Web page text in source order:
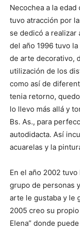
Necochea a la
tuvo atracción por
se dedicó a
del año 1996 tuvo
de arte decorativo,
utilización de los
como así de
tenia retorno,
lo llevo más allá y
Bs. As., para
autodidacta. Así
acuarelas y la
En el año 2002
grupo de personas
arte le gustaba y le
2005 creo su
Elena” donde